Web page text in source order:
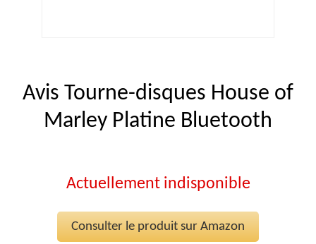
Avis Tourne-disques House of
Marley Platine Bluetooth
Actuellement indisponible
Consulter le produit sur Amazon